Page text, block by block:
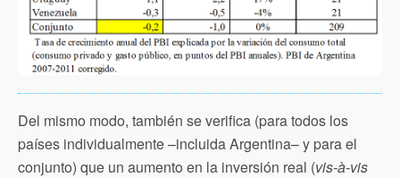
Del mismo modo, también se verifica (para todos los
países individualmente –incluida Argentina– y para el
conjunto) que un aumento en la inversión real (vis-à-vis